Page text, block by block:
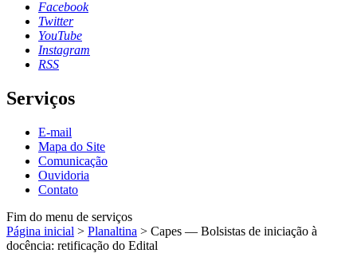
Facebook
Twitter
YouTube
Instagram
RSS
Serviços
E-mail
Mapa do Site
Comunicação
Ouvidoria
Contato
Fim do menu de serviços
Página inicial > Planaltina > Capes — Bolsistas de iniciação à
docência: retificação do Edital